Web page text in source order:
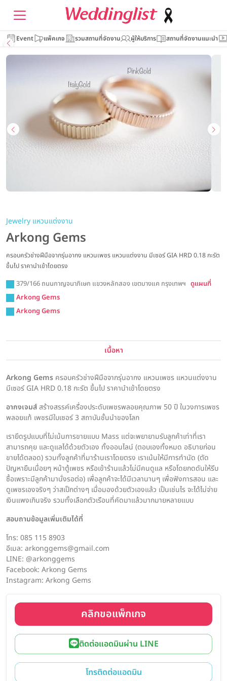
Event แพ็คเกจ รวมสถานที่จัดงาน ผู้ให้บริการ สถานที่จัดงานแนะนำ
Jewelry แหวนแต่งงาน
Arkong Gems
ครอบครัวช่างฝีมือจากรุ่นอากง แหวนเพชร แหวนแต่งงาน มีเซอร์ GIA HRD 0.18 กะรัต
ขึ้นไป ราคานำเข้าโดยตรง
379/166 ถนนกาญจนาภิเษก แขวงหลักสอง เขตบางแค กรุงเทพฯ ดูแผนที่
Arkong Gems
Arkong Gems
เนื้อหา
Arkong Gems ครอบครัวช่างฝีมือจากรุ่นอากง แหวนเพชร แหวนแต่งงาน
มีเซอร์ GIA HRD 0.18 กะรัต ขึ้นไป ราคานำเข้าโดยตรง
อากงเจมส์สร้างสรรค์เครื่องประดับเพชรพลอยคุณภาพ 50 ปี ในวงการเพชร
พลอยแท้ เพชรมีใบเซอร์ 3 สถาบันชั้นนำของโลก
เรายึดรูปแบบที่ไม่เน้นการขายแบบ Mass แต่จะพยายามรับลูกค้าเท่าที่เรา
สามารถคุย และดูแลได้ด้วยตัวเอง ทั้งออนไลน์ (ตอบเองทั้งหมด อธิบายก่อน
ขายได้ตลอด) รวมทั้งลูกค้าที่มาร้านเราโดยตรง เราเน้นให้มีการทำนัด (ตัด
ปัญหายืนเมื่อยๆ หน้าตู้เพชร หรือเข้าร้านแล้วไม่มีคนดูแล หรือโดยกดดันให้รีบ
ซื้อเพราะมีลูกค้ามานั่งรอต่อ) เพื่อลูกค้าจะได้มีเวลานานๆ เพื่อฟังการสอน และ
ดูเพชรเองจริงๆ ว่าสเป็กต่างๆ เมื่อมองด้วยตัวเองแล้ว เป็นเช่นไร จะได้ไม่จ่าย
เงินแพงเกินจริง รวมทั้งเลือกตัวเรือนที่คัดมาแล้วมากมายหลายแบบ
สอบถามข้อมูลเพิ่มเติมได้ที่
โทร: 085 115 8903
อีเมล: arkonggems@gmail.com
LINE: @arkonggems
Facebook: Arkong Gems
Instagram: Arkong Gems
คลิกขอแพ็กเกจ
ติดต่อแอดมินผ่าน LINE
โทรติดต่อแอดมิน